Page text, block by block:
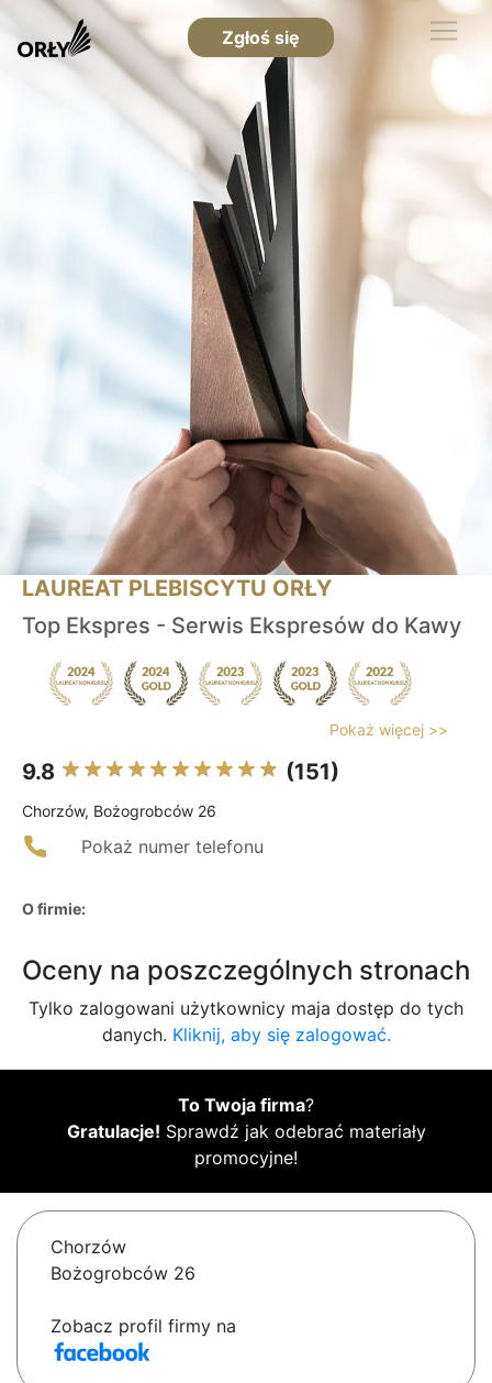
Zgłoś się
LAUREAT PLEBISCYTU ORŁY
Top Ekspres - Serwis Ekspresów do Kawy
Pokaż więcej >>
9.8 (151)
Chorzów, Bożogrobców 26
Pokaż numer telefonu
O firmie:
Oceny na poszczególnych stronach
Tylko zalogowani użytkownicy maja dostęp do tych
danych. Kliknij, aby się zalogować.
To Twoja firma?
Gratulacje! Sprawdź jak odebrać materiały
promocyjne!
Chorzów
Bożogrobców 26
Zobacz profil firmy na